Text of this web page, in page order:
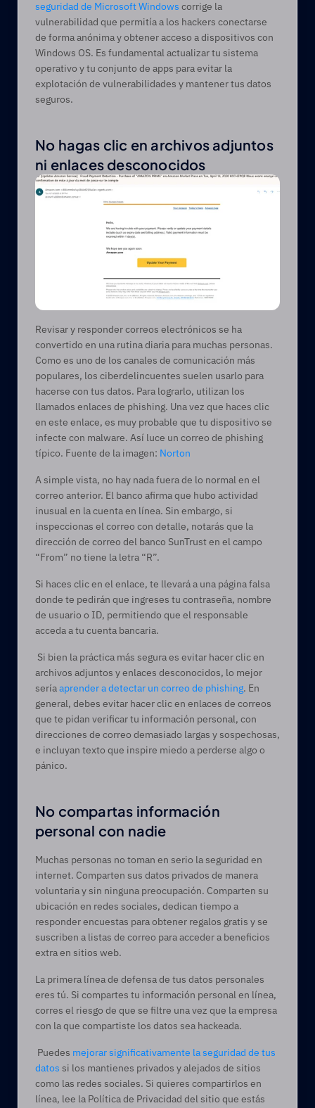
seguridad de Microsoft Windows corrige la
vulnerabilidad que permitía a los hackers conectarse
de forma anónima y obtener acceso a dispositivos con
Windows OS. Es fundamental actualizar tu sistema
operativo y tu conjunto de apps para evitar la
explotación de vulnerabilidades y mantener tus datos
seguros.
No hagas clic en archivos adjuntos
ni enlaces desconocidos
Revisar y responder correos electrónicos se ha
convertido en una rutina diaria para muchas personas.
Como es uno de los canales de comunicación más
populares, los ciberdelincuentes suelen usarlo para
hacerse con tus datos. Para lograrlo, utilizan los
llamados enlaces de phishing. Una vez que haces clic
en este enlace, es muy probable que tu dispositivo se
infecte con malware. Así luce un correo de phishing
típico. Fuente de la imagen: Norton
A simple vista, no hay nada fuera de lo normal en el
correo anterior. El banco afirma que hubo actividad
inusual en la cuenta en línea. Sin embargo, si
inspeccionas el correo con detalle, notarás que la
dirección de correo del banco SunTrust en el campo
“From” no tiene la letra “R”.
Si haces clic en el enlace, te llevará a una página falsa
donde te pedirán que ingreses tu contraseña, nombre
de usuario o ID, permitiendo que el responsable
acceda a tu cuenta bancaria.
archivos adjuntos y enlaces desconocidos, lo mejor
sería aprender a detectar un correo de phishing. En
general, debes evitar hacer clic en enlaces de correos
que te pidan verificar tu información personal, con
direcciones de correo demasiado largas y sospechosas,
e incluyan texto que inspire miedo a perderse algo o
pánico.
No compartas información
personal con nadie
Muchas personas no toman en serio la seguridad en
internet. Comparten sus datos privados de manera
voluntaria y sin ninguna preocupación. Comparten su
ubicación en redes sociales, dedican tiempo a
responder encuestas para obtener regalos gratis y se
suscriben a listas de correo para acceder a beneficios
extra en sitios web.
La primera línea de defensa de tus datos personales
eres tú. Si compartes tu información personal en línea,
corres el riesgo de que se filtre una vez que la empresa
con la que compartiste los datos sea hackeada.
Puedes mejorar significativamente la seguridad de tus
datos si los mantienes privados y alejados de sitios
como las redes sociales. Si quieres compartirlos en
línea, lee la Política de Privacidad del sitio que estás